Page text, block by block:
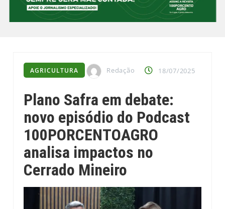
AGRICULTURA Redação 18/07/2025
Plano Safra em debate:
novo episódio do Podcast
100PORCENTOAGRO
analisa impactos no
Cerrado Mineiro